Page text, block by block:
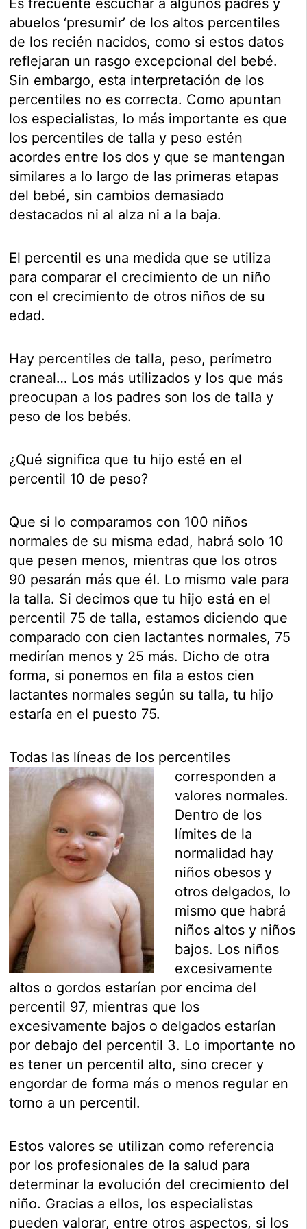
Es frecuente escuchar a algunos padres y
abuelos ‘presumir’ de los altos percentiles
de los recién nacidos, como si estos datos
reflejaran un rasgo excepcional del bebé.
Sin embargo, esta interpretación de los
percentiles no es correcta. Como apuntan
los especialistas, lo más importante es que
los percentiles de talla y peso estén
acordes entre los dos y que se mantengan
similares a lo largo de las primeras etapas
del bebé, sin cambios demasiado
destacados ni al alza ni a la baja.
El percentil es una medida que se utiliza
para comparar el crecimiento de un niño
con el crecimiento de otros niños de su
edad.
Hay percentiles de talla, peso, perímetro
craneal… Los más utilizados y los que más
preocupan a los padres son los de talla y
peso de los bebés.
¿Qué significa que tu hijo esté en el
percentil 10 de peso?
Que si lo comparamos con 100 niños
normales de su misma edad, habrá solo 10
que pesen menos, mientras que los otros
90 pesarán más que él. Lo mismo vale para
la talla. Si decimos que tu hijo está en el
percentil 75 de talla, estamos diciendo que
comparado con cien lactantes normales, 75
medirían menos y 25 más. Dicho de otra
forma, si ponemos en fila a estos cien
lactantes normales según su talla, tu hijo
estaría en el puesto 75.
Todas las líneas de los percentiles
corresponden a
valores normales.
Dentro de los
límites de la
normalidad hay
niños obesos y
otros delgados, lo
mismo que habrá
niños altos y niños
bajos. Los niños
excesivamente
altos o gordos estarían por encima del
percentil 97, mientras que los
excesivamente bajos o delgados estarían
por debajo del percentil 3. Lo importante no
es tener un percentil alto, sino crecer y
engordar de forma más o menos regular en
torno a un percentil.
Estos valores se utilizan como referencia
por los profesionales de la salud para
determinar la evolución del crecimiento del
niño. Gracias a ellos, los especialistas
pueden valorar, entre otros aspectos, si los